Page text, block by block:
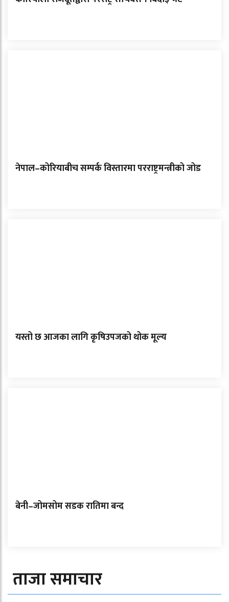
नेपाल–कोरियाबीच सम्पर्क विस्तारमा परराष्ट्रमन्त्रीको जोड
यस्तो छ आजका लागि कृषिउपजको थोक मूल्य
बेनी–जोमसोम सडक रातिमा बन्द
ताजा समाचार